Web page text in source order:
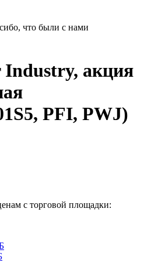
что были с нами
акция
PFI, PWJ)
с торговой площадки: